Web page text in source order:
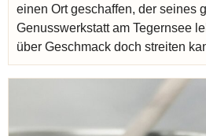
einen Ort geschaffen, der seines
Genusswerkstatt am Tegernsee
über Geschmack doch streiten